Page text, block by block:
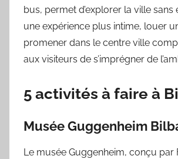
bus, permet d’explorer la ville sans
une expérience plus intime, louer
promener dans le centre ville
aux visiteurs de s’imprégner de
5 activités à faire à
Musée Guggenheim
Le musée Guggenheim, conçu par